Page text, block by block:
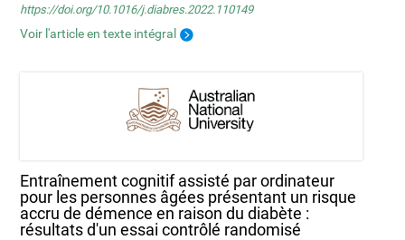
https://doi.org/10.1016/j.diabres.2022.110149
Voir l'article en texte intégral
Entraînement cognitif assisté par ordinateur
pour les personnes âgées présentant un risque
accru de démence en raison du diabète :
résultats d'un essai contrôlé randomisé